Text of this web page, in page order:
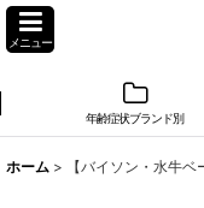
メニュー
年齢症状ブランド別
ホーム > 【バイソン・水牛